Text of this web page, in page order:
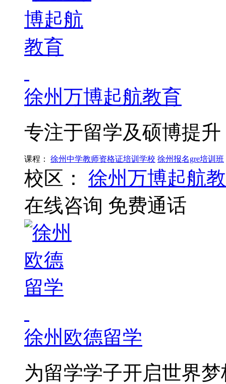
徐州万博起航教育
专注于留学及硕博提升
课程： 徐州中学教师资格证培训学校 徐州报名gre培训班
校区：
徐州万博起航
在线咨询 免费通话
徐州欧德留学
为留学学子开启世界